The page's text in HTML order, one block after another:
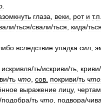
глаза веки рот и т.п
и/ться/свали/ться кида/ться
вследствие упадка сил
искривля/ть/искриви/ть криви/
и/ть что сов покриви/ть что
выражение лицу, чертам
/подобра/ть что подвора/